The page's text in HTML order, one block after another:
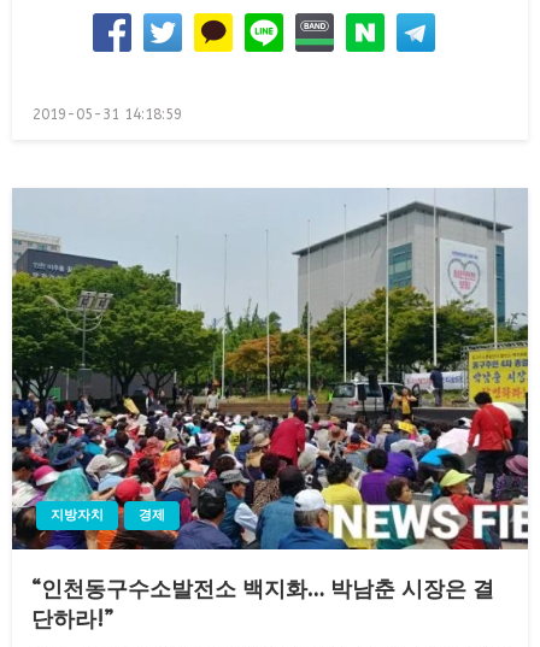
Posted
2019-05-31 14:18:59
지방자치 경제
“인천동구수소발전소 백지화… 박남춘 시장은 결
단하라!”